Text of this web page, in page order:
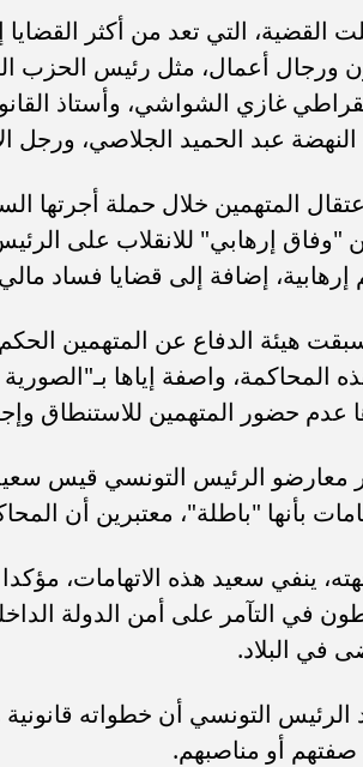
ورجال أعمال، مثل رئيس الحزب
غازي الشواشي، وأستاذ
عبد الحميد الجلاصي، ورجل
"وفاق إرهابي" للانقلاب على
إرهابية، إضافة إلى قضايا فساد
هيئة الدفاع عن المتهمين
المحاكمة، واصفة إياها
عدم حضور المتهمين للاستنطاق
معارضو الرئيس التونسي قيس
بأنها "باطلة"، معتبرين أن
ينفي سعيد هذه الاتهامات،
في التآمر على أمن الدولة
في البلاد.
الرئيس التونسي أن خطواته
أو مناصبهم.
مهما بعد صدمة
موعد سفر بعثة
بكأس